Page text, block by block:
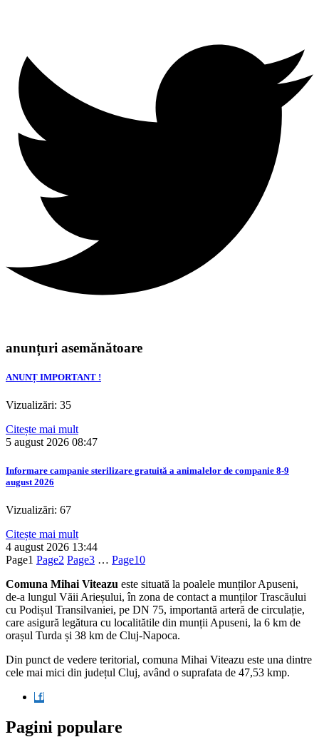
anunțuri asemănătoare
ANUNȚ IMPORTANT !
Vizualizări: 35
Citește mai mult
5 august 2026 08:47
Informare campanie sterilizare gratuită a animalelor de companie 8-9
august 2026
Vizualizări: 67
Citește mai mult
4 august 2026 13:44
Page1 Page2 Page3 … Page10
Comuna Mihai Viteazu este situată la poalele munților Apuseni,
de-a lungul Văii Arieșului, în zona de contact a munților Trascăului
cu Podișul Transilvaniei, pe DN 75, importantă arteră de circulație,
care asigură legătura cu localitătile din munții Apuseni, la 6 km de
orașul Turda și 38 km de Cluj-Napoca.
Din punct de vedere teritorial, comuna Mihai Viteazu este una dintre
cele mai mici din județul Cluj, având o suprafata de 47,53 kmp.
Pagini populare